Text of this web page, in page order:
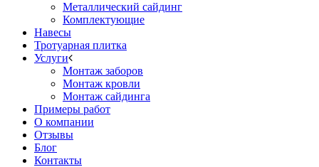
Металлический сайдинг
Комплектующие
Навесы
Тротуарная плитка
Услуги
Монтаж заборов
Монтаж кровли
Монтаж сайдинга
Примеры работ
О компании
Отзывы
Блог
Контакты